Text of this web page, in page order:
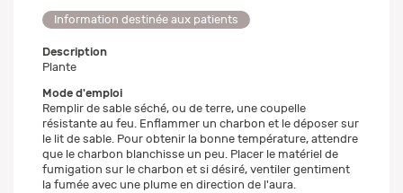
Information destinée aux patients
Description
Plante
Mode d'emploi
Remplir de sable séché, ou de terre, une coupelle
résistante au feu. Enflammer un charbon et le déposer sur
le lit de sable. Pour obtenir la bonne température, attendre
que le charbon blanchisse un peu. Placer le matériel de
fumigation sur le charbon et si désiré, ventiler gentiment
la fumée avec une plume en direction de l'aura.